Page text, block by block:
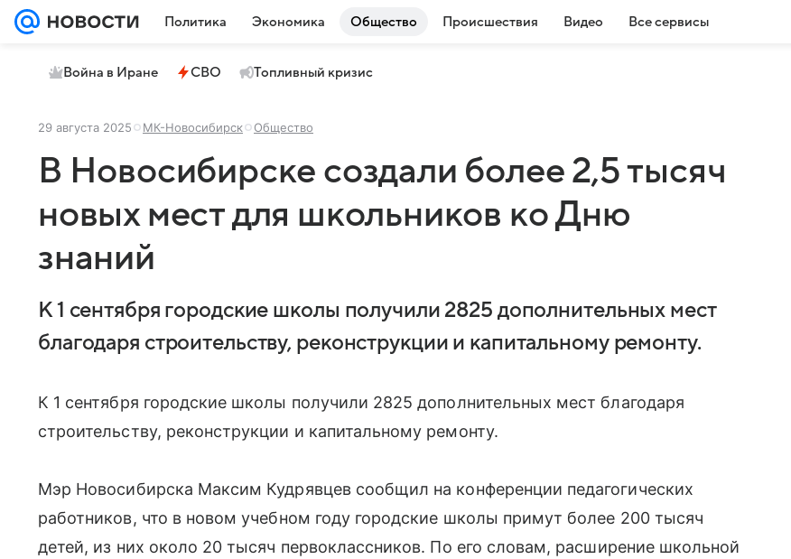
Политика Экономика Общество Происшествия Видео Все сервисы
Война в Иране СВО Топливный кризис
29 августа 2025 МК-Новосибирск Общество
В Новосибирске создали более 2,5 тысяч
новых мест для школьников ко Дню
знаний
К 1 сентября городские школы получили 2825 дополнительных мест
благодаря строительству, реконструкции и капитальному ремонту.
К 1 сентября городские школы получили 2825 дополнительных мест благодаря
строительству, реконструкции и капитальному ремонту.
Мэр Новосибирска Максим Кудрявцев сообщил на конференции педагогических
работников, что в новом учебном году городские школы примут более 200 тысяч
детей, из них около 20 тысяч первоклассников. По его словам, расширение школьной